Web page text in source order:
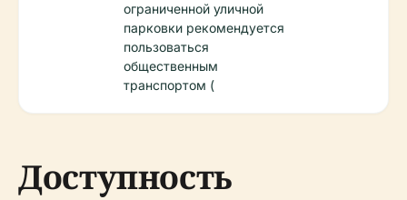
ограниченной уличной
парковки рекомендуется
пользоваться
общественным
транспортом (
Доступность